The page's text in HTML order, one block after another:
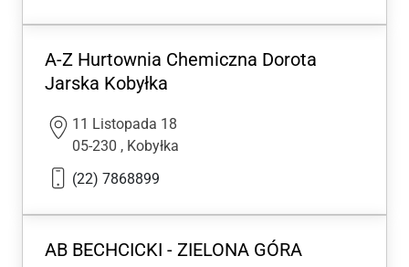
A-Z Hurtownia Chemiczna Dorota
Jarska Kobyłka
11 Listopada 18
05-230 , Kobyłka
(22) 7868899
AB BECHCICKI - ZIELONA GÓRA